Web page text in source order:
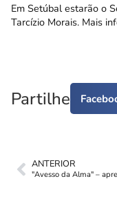
Em Setúbal estarão o
Tarcízio Morais. Mais
Partilhe
ANTERIOR